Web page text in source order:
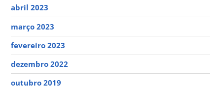
abril 2023
março 2023
fevereiro 2023
dezembro 2022
outubro 2019